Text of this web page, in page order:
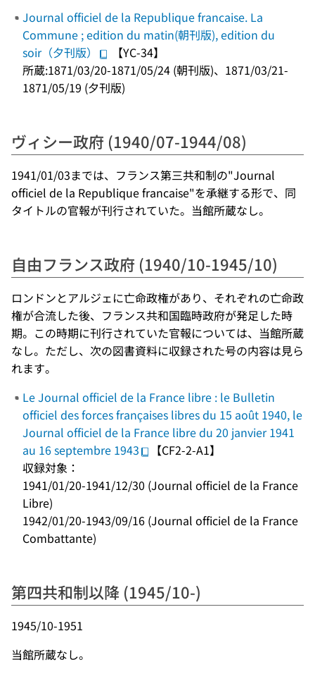
Journal officiel de la Republique francaise. La
Commune ; edition du matin(朝刊版), edition du
soir（夕刊版）
【YC-34】
所蔵:1871/03/20-1871/05/24 (朝刊版)、1871/03/21-
1871/05/19 (夕刊版)
ヴィシー政府 (1940/07-1944/08)
1941/01/03までは、フランス第三共和制の"Journal
officiel de la Republique francaise"を承継する形で、同
タイトルの官報が刊行されていた。当館所蔵なし。
自由フランス政府 (1940/10-1945/10)
ロンドンとアルジェに亡命政権があり、それぞれの亡命政
権が合流した後、フランス共和国臨時政府が発足した時
期。この時期に刊行されていた官報については、当館所蔵
なし。ただし、次の図書資料に収録された号の内容は見ら
れます。
Le Journal officiel de la France libre : le Bulletin
officiel des forces françaises libres du 15 août 1940, le
Journal officiel de la France libre du 20 janvier 1941
au 16 septembre 1943
【CF2-2-A1】
収録対象：
1941/01/20-1941/12/30 (Journal officiel de la France
Libre)
1942/01/20-1943/09/16 (Journal officiel de la France
Combattante)
第四共和制以降 (1945/10-)
1945/10-1951
当館所蔵なし。